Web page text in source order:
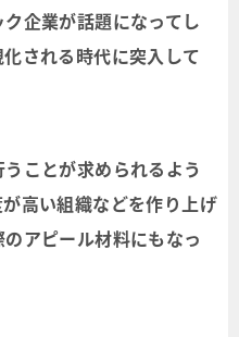
企業が話題になってし
される時代に突入して
ことが求められるよう
高い組織などを作り上げ
アピール材料にもなっ